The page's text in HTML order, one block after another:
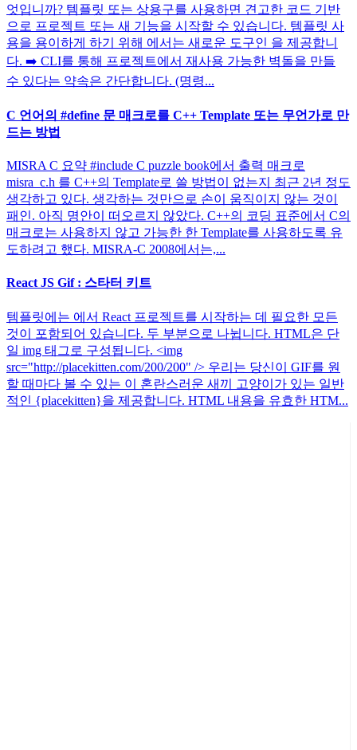
엇입니까? 템플릿 또는 상용구를 사용하면 견고한 코드 기반
으로 프로젝트 또는 새 기능을 시작할 수 있습니다. 템플릿 사
용을 용이하게 하기 위해 에서는 새로운 도구인 을 제공합니
다. ➡️ CLI를 통해 프로젝트에서 재사용 가능한 벽돌을 만들
수 있다는 약속은 간단합니다. (명령...
C 언어의 #define 문 매크로를 C++ Template 또는 무언가로 만
드는 방법
MISRA C 요약 #include C puzzle book에서 출력 매크로
misra_c.h 를 C++의 Template로 쓸 방법이 없는지 최근 2년 정도
생각하고 있다. 생각하는 것만으로 손이 움직이지 않는 것이
패인. 아직 명안이 떠오르지 않았다. C++의 코딩 표준에서 C의
매크로는 사용하지 않고 가능한 한 Template를 사용하도록 유
도하려고 했다. MISRA-C 2008에서는,...
React JS Gif : 스타터 키트
템플릿에는 에서 React 프로젝트를 시작하는 데 필요한 모든
것이 포함되어 있습니다. 두 부분으로 나뉩니다. HTML은 단
일 img 태그로 구성됩니다. <img
src="http://placekitten.com/200/200" /> 우리는 당신이 GIF를 원
할 때마다 볼 수 있는 이 혼란스러운 새끼 고양이가 있는 일반
적인 {placekitten}을 제공합니다. HTML 내용을 유효한 HTM...